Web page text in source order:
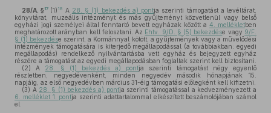
28/A. § 17 (1) 18 A 28. § (1) bekezdés a) pontja szerinti támogatást a levéltárat,
könyvtárat, muzeális intézményt és más gyűjteményt közvetlenül vagy belső
egyházi jogi személyei által fenntartó bevett egyházak között a 4. mellékletben
meghatározott arányban kell felosztani. Az Ehtv. 9/D. § (5) bekezdése vagy 9/F.
§ (1) bekezdése szerint, a Kormánnyal kötött, a gyűjtemények vagy a művelődési
intézmények támogatására is kiterjedő megállapodással (a továbbiakban: egyedi
megállapodás) rendelkező nyilvántartásba vett egyház és bejegyzett egyház
részére a támogatást az egyedi megállapodásban foglaltak szerint kell biztosítani.
(2) A 28. § (1) bekezdés a) pontja szerinti támogatást négy egyenlő
részletben, negyedévenként, minden negyedév második hónapjának 15.
napjáig, az első negyedévben március 31-éig támogatási előlegként kell kifizetni.
(3) A 28. § (1) bekezdés a) pontja szerinti támogatással a kedvezményezett a
6. melléklet 1. pontja szerinti adattartalommal elkészített beszámolójában számol
el.